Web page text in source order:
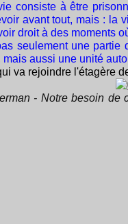
consiste à être
avant tout, mais : la
droit à des moments
seulement une partie
mais aussi une unité
va rejoindre l'étagère
- Notre besoin de